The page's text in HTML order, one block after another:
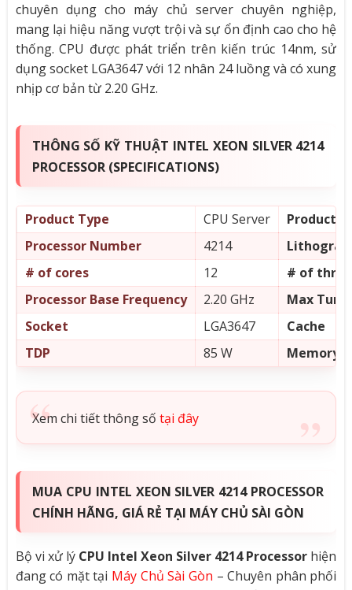
chuyên dụng cho máy chủ server chuyên nghiệp,
mang lại hiệu năng vượt trội và sự ổn định cao cho hệ
thống. CPU được phát triển trên kiến trúc 14nm, sử
dụng socket LGA3647 với 12 nhân 24 luồng và có xung
nhịp cơ bản từ 2.20 GHz.
THÔNG SỐ KỸ THUẬT INTEL XEON SILVER 4214
PROCESSOR (SPECIFICATIONS)
Product Type CPU Server
Product
Processor Number
4214
# of cores
12
# of
Processor Base Frequency
2.20 GHz
Max
Socket
LGA3647
Cache
TDP
85 W Memory
Xem chi tiết thông số tại đây
MUA CPU INTEL XEON SILVER 4214 PROCESSOR
CHÍNH HÃNG, GIÁ RẺ TẠI MÁY CHỦ SÀI GÒN
Bộ vi xử lý CPU Intel Xeon Silver 4214 Processor hiện
đang có mặt tại Máy Chủ Sài Gòn – Chuyên phân phối